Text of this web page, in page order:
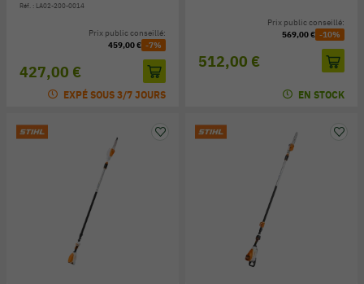
Réf. : LA02-200-0014
427,00 €
Prix public conseillé:
459,00 € -7%
EXPÉ SOUS 3/7 JOURS
512,00 €
Prix public conseillé:
569,00 € -10%
EN STOCK